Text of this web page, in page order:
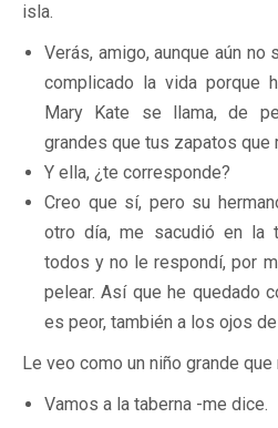
isla.
Verás, amigo, aunque aún no
complicado la vida porque
Mary Kate se llama, de
grandes que tus zapatos que
Y ella, ¿te corresponde?
Creo que sí, pero su
otro día, me sacudió en la
todos y no le respondí, por
pelear. Así que he quedado
es peor, también a los ojos de
Le veo como un niño grande
Vamos a la taberna -me dice.